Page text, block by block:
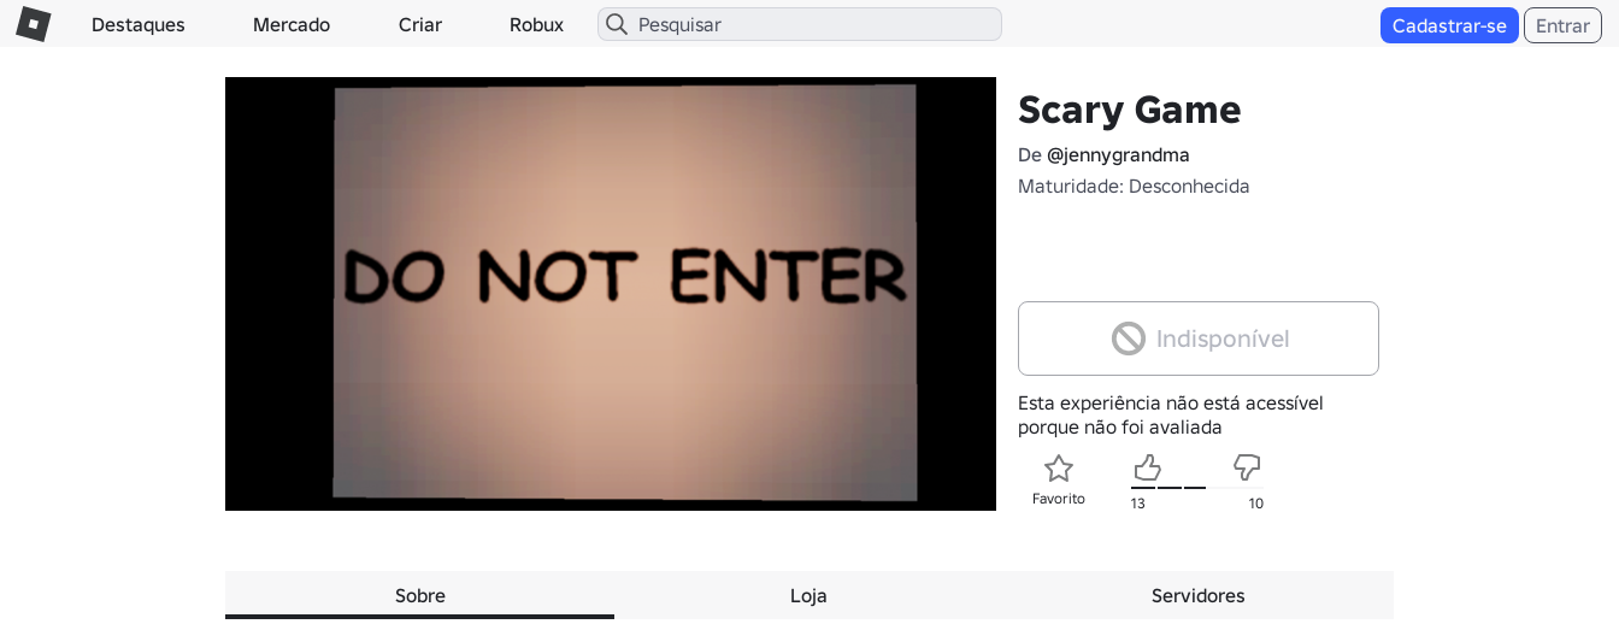
Destaques Mercado Criar Robux Cadastrar-se Entrar
Scary Game
De @jennygrandma
Maturidade: Desconhecida
Indisponível
Esta experiência não está acessível
porque não foi avaliada
Favorito 13 10
Sobre Loja Servidores